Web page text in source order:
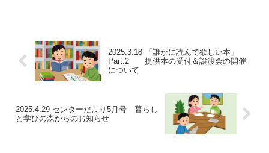
2025.3.18 「誰かに読んで欲しい本」
Part.2 提供本の受付＆譲渡会の開催
について
2025.4.29 センターだより5月号 暮らし
と学びの森からのお知らせ